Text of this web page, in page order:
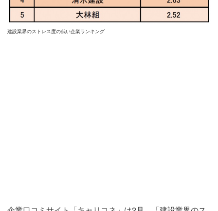
建設業界のストレス度の低い企業ランキング